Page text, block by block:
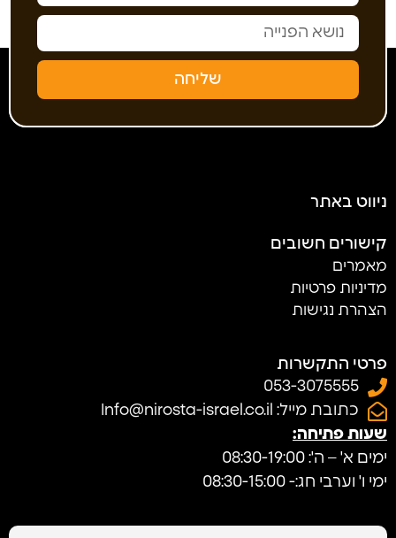
שליחה
ניווט באתר
קישורים חשובים
מאמרים
מדיניות פרטיות
הצהרת נגישות
פרטי התקשרות
053-3075555
כתובת מייל: Info@nirosta-israel.co.il
שעות פתיחה:
ימים א' – ה': 08:30-19:00
ימי ו' וערבי חג:- 08:30-15:00